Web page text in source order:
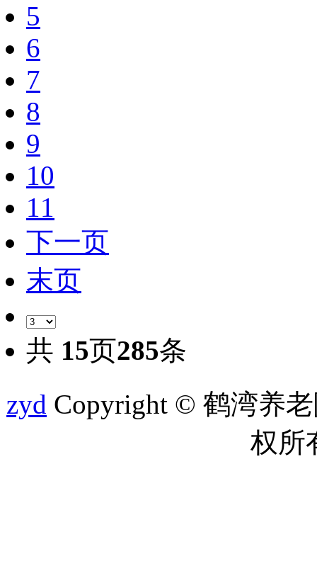
5
6
7
8
9
10
11
下一页
末页
共 15页285条
zyd Copyright © 鹤湾养老
权所